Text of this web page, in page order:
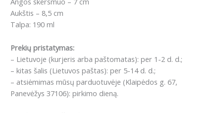
Aukštis – 8,5 cm
Talpa: 190 ml
Prekių pristatymas:
– Lietuvoje (kurjeris arba paštomatas): per 1-2 d. d.;
– kitas šalis (Lietuvos paštas): per 5-14 d. d.;
– atsiėmimas mūsų parduotuvėje (Klaipėdos g. 67,
Panevėžys 37106): pirkimo dieną.